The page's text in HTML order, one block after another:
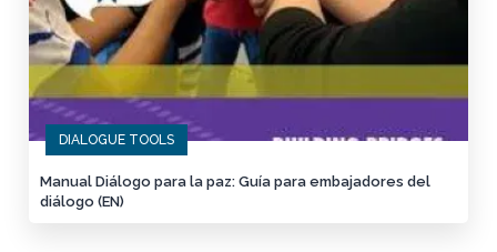
DIALOGUE TOOLS
Manual Diálogo para la paz: Guía para embajadores del
diálogo (EN)